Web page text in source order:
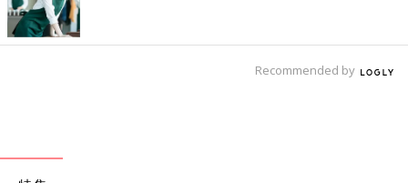
Recommended by